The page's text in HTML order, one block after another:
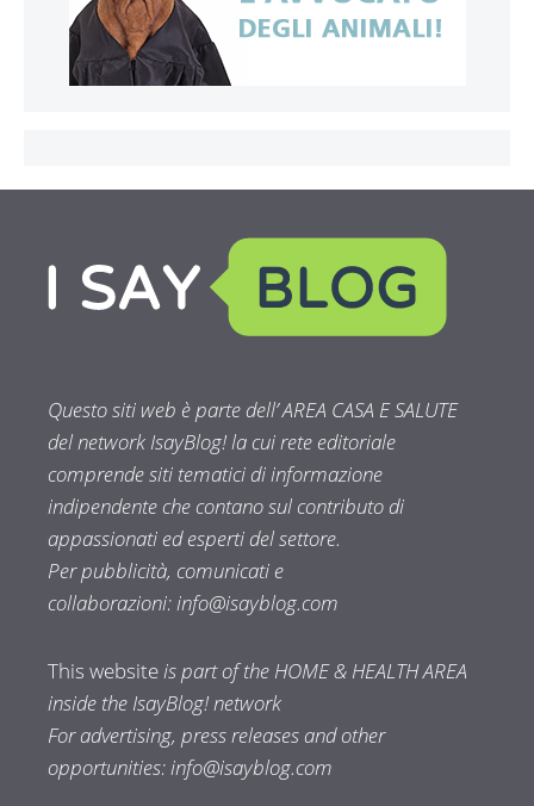
Questo siti web è parte dell’ AREA CASA E SALUTE
del network IsayBlog! la cui rete editoriale
comprende siti tematici di informazione
indipendente che contano sul contributo di
appassionati ed esperti del settore.
Per pubblicità, comunicati e
collaborazioni:info@isayblog.com
This websiteis part of the HOME & HEALTH AREA
inside the IsayBlog! network
For advertising, press releases and other
opportunities:info@isayblog.com